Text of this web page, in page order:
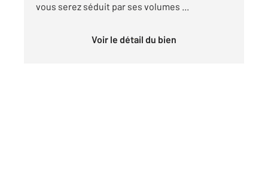
vous serez séduit par ses volumes ...
Voir le détail du bien